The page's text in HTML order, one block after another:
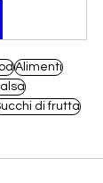
Alimenti
di frutta